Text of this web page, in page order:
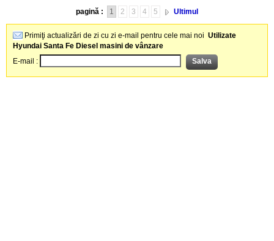
pagină : 1 2 3 4 5 Ultimul
Primiţi actualizări de zi cu zi e-mail pentru cele mai noi Utilizate
Hyundai Santa Fe Diesel masini de vânzare
E-mail :